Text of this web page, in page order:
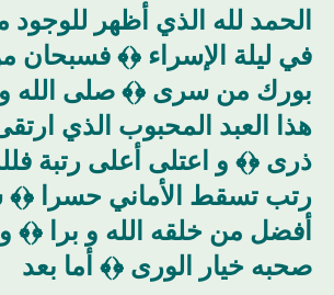
الحمد لله الذي أظهر للوجود
في ليلة الإسراء ﴿﴾
بورك من سرى ﴿﴾ صلى الله
هذا العبد المحبوب الذي
ذرى ﴿﴾ و اعتلى أعلى رتبة
رتب تسقط الأماني حسرا ﴿﴾
أفضل من خلقه الله و برا ﴿﴾
صحبه خيار الورى ﴿﴾ أما بعد